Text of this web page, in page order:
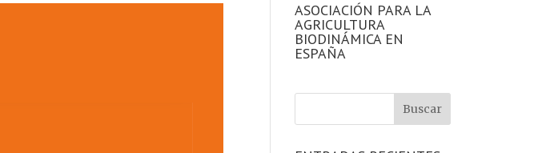
ASOCIACIÓN PARA LA
AGRICULTURA
BIODINÁMICA EN
ESPAÑA